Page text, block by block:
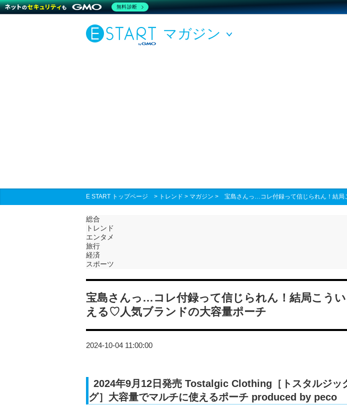
マガジン
E START トップページ > トレンド > マガジン > 宝島さんっ…コレ付録って信じられん！結
総合
トレンド
エンタメ
旅行
経済
スポーツ
宝島さんっ…コレ付録って信じられん！結局こう
える♡人気ブランドの大容量ポーチ
2024-10-04 11:00:00
2024年9月12日発売 Tostalgic Clothing［トスタルジッ
グ］大容量でマルチに使えるポーチ produced by peco
無料診断